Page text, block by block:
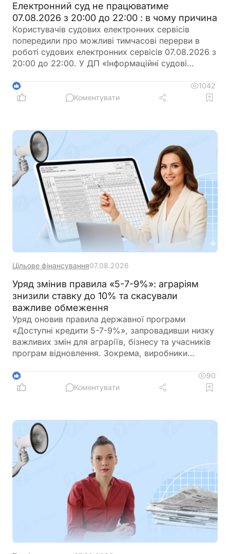
Електронний суд не працюватиме
07.08.2026 з 20:00 до 22:00 : в чому причина
Користувачів судових електронних сервісів
попередили про можливі тимчасові перерви в
роботі судових електронних сервісів 07.08.2026 з
20:00 до 22:00. У ДП «Інформаційні судові
час планування роботи із сервісами
6
1042
Коментувати
Цільове фінансування07.08.2026
Уряд змінив правила «5-7-9%»: аграріям
знизили ставку до 10% та скасували
важливе обмеження
Уряд оновив правила державної програми
«Доступні кредити 5-7-9%», запровадивши низку
важливих змін для аграріїв, бізнесу та учасників
програм відновлення. Зокрема, виробники
більше можливостей для фінансування
оборотного капіталу за нижчою ставкою, а з 1
4
90
Коментувати